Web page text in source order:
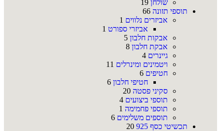
שולחן 19
תוספי תזונה 66
אביזרים נלווים 1
אביזרי ספורט 1
אבקות חלבון 5
אבקת חלבון 8
גיינרים 4
ויטמינים ומינרלים 11
חטיפים 6
חטיפי חלבון 6
סקיני פסטה 20
תוספי ביצועים 4
תוספי פחמימה 1
תוספים משלימים 6
תכשיטי כסף 925
20